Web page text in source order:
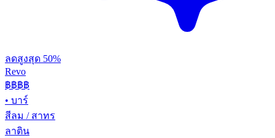
ลดสูงสุด 50%
Revo
฿฿฿฿
• บาร์
สีลม / สาทร
ลาติน